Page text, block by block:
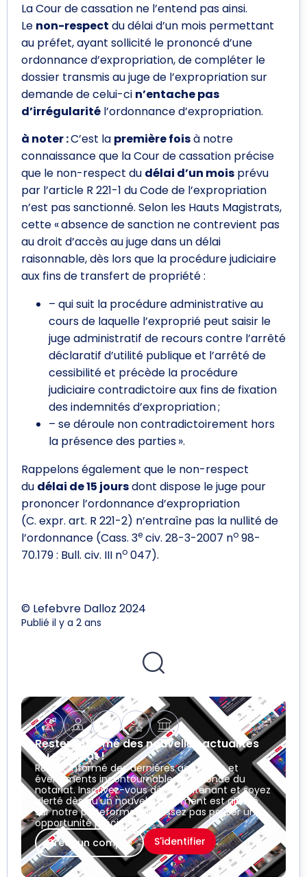
La Cour de cassation ne l’entend pas ainsi.
Le non-respect du délai d’un mois permettant
au préfet, ayant sollicité le prononcé d’une
ordonnance d’expropriation, de compléter le
dossier transmis au juge de l’expropriation sur
demande de celui-ci n’entache pas
d’irrégularité l’ordonnance d’expropriation.
à noter :C’est la première foisà notre
connaissance que la Cour de cassation précise
que le non-respect du délai d’un mois prévu
par l’article R 221-1 du Code de l’expropriation
n’est pas sanctionné. Selon les Hauts Magistrats,
cette « absence de sanction ne contrevient pas
au droit d’accès au juge dans un délai
raisonnable, dès lors que la procédure judiciaire
aux fins de transfert de propriété :
– qui suit la procédure administrative au
cours de laquelle l’exproprié peut saisir le
juge administratif de recours contre l’arrêté
déclaratif d’utilité publique et l’arrêté de
cessibilité et précède la procédure
judiciaire contradictoire aux fins de fixation
des indemnités d’expropriation ;
– se déroule non contradictoirement hors
la présence des parties ».
Rappelons également que le non-respect
du délai de 15 joursdont dispose le juge pour
prononcer l’ordonnance d’expropriation
(C. expr. art. R 221-2) n’entraîne pas la nullité de
l’ordonnance (Cass. 3e civ. 28-3-2007 no 98-
70.179 : Bull. civ. III no 047).
© Lefebvre Dalloz 2024
Publié il y a 2 ans
Restez informé des nouvelles actualités
du notariat !
Restez informé des dernières actualités et
événements incontournables du monde du
notariat. Inscrivez-vous dès maintenant et soyez
alerté dès qu’un nouvel événement est ajouté
sur notre plateforme. Ne laissez pas passer une
opportunité précieuse !
Créer un compte
S'identifier